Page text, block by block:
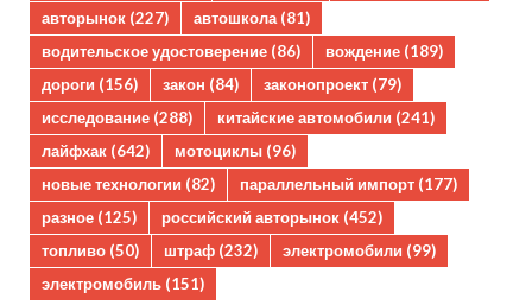
авторынок (227) автошкола(81)
водительское удостоверение (86) вождение (189)
дороги (156) закон (84) законопроект (79)
исследование (288) китайские автомобили (241)
лайфхак (642) мотоциклы (96)
новые технологии (82) параллельный импорт (177)
разное (125) российский авторынок (452)
топливо (50) штраф (232) электромобили (99)
электромобиль (151)